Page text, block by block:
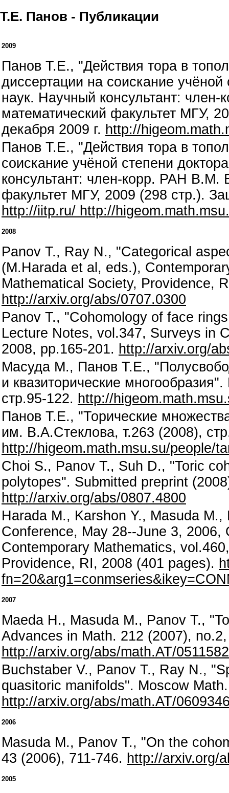
Т.Е. Панов - Публикации
2009
Панов Т.Е., "Действия тора в
диссертации на соискание
наук. Научный консультант:
математический факультет МГУ,
декабря 2009 г. http://
Панов Т.Е., "Действия тора в
соискание учёной степени
консультант: член-корр. РАН В.М.
факультет МГУ, 2009 (298 стр.).
http://iitp.ru/ http://
2008
Panov T., Ray N., "Categorical
(M.Harada et al, eds.),
Mathematical Society, Providence,
http://arxiv.org/abs/0707.0300
Panov T., "Cohomology of face
Lecture Notes, vol.347, Surveys in
2008, pp.165-201. http://arxiv.org/
Масуда М., Панов Т.Е.,
и квазиторические
стр.95-122. http://
Панов Т.Е., "Торические
им. В.А.Стеклова, т.263 (2008),
http://higeom.math.msu.su/people/
Choi S., Panov T., Suh D., "Toric
polytopes". Submitted preprint
http://arxiv.org/abs/0807.4800
Harada M., Karshon Y., Masuda
Conference, May 28--June 3,
Contemporary Mathematics,
Providence, RI, 2008 (401 pages).
2007
Maeda H., Masuda M., Panov T.,
Advances in Math. 212 (2007),
http://arxiv.org/abs/math.AT/0511582
Buchstaber V., Panov T., Ray N.,
quasitoric manifolds". Moscow
http://arxiv.org/abs/math.AT/
2006
Masuda M., Panov T., "On the
43 (2006), 711-746. http://arxiv.org/
2005